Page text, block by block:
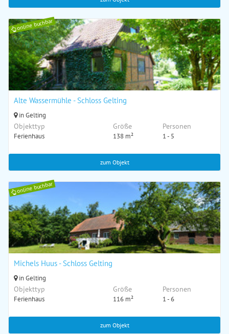
online buchbar
Alte Wassermühle - Schloss Gelting
in Gelting
Objekttyp
Ferienhaus
Größe
138 m²
Personen
1 - 5
zum Objekt
online buchbar
Michels Huus - Schloss Gelting
in Gelting
Objekttyp
Ferienhaus
Größe
116 m²
Personen
1 - 6
zum Objekt